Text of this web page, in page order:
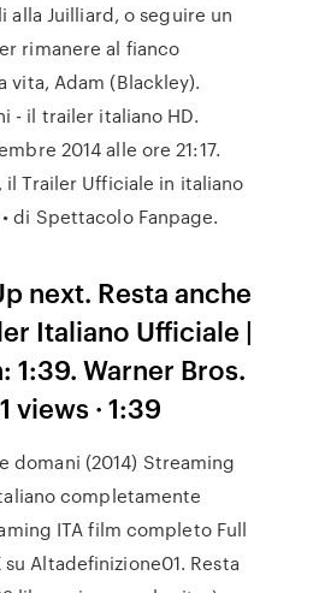
alla Juilliard, o seguire un
rimanere al fianco
vita, Adam (Blackley).
- il trailer italiano HD.
2014 alle ore 21:17.
il Trailer Ufficiale in italiano
di Spettacolo Fanpage.
next. Resta anche
Italiano Ufficiale |
1:39. Warner Bros.
views · 1:39
domani (2014) Streaming
completamente
ITA film completo Full
su Altadefinizione01. Resta